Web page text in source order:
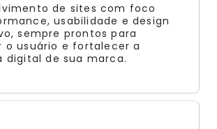
de sites com foco
usabilidade e design
sempre prontos para
o usuário e fortalecer a
digital de sua marca.